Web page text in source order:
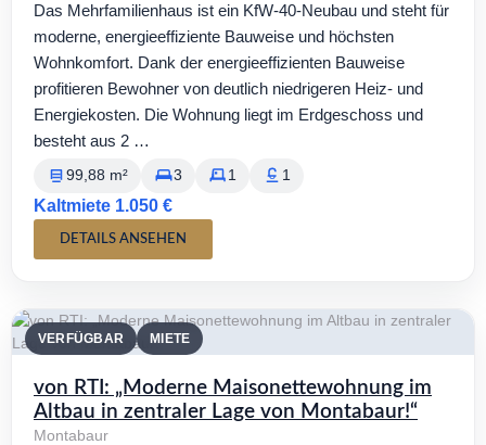
Das Mehrfamilienhaus ist ein KfW-40-Neubau und steht für
moderne, energieeffiziente Bauweise und höchsten
Wohnkomfort. Dank der energieeffizienten Bauweise
profitieren Bewohner von deutlich niedrigeren Heiz- und
Energiekosten. Die Wohnung liegt im Erdgeschoss und
besteht aus 2 …
99,88 m² 3 1 1
Kaltmiete 1.050 €
DETAILS ANSEHEN
VERFÜGBAR MIETE
von RTI: „Moderne Maisonettewohnung im
Altbau in zentraler Lage von Montabaur!“
Montabaur